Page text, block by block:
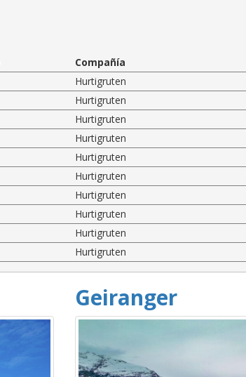
Compañía
Hurtigruten
Hurtigruten
Hurtigruten
Hurtigruten
Hurtigruten
Hurtigruten
Hurtigruten
Hurtigruten
Hurtigruten
Hurtigruten
Geiranger